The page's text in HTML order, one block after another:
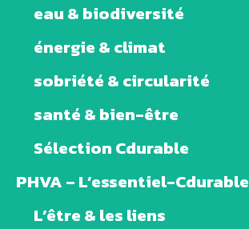
eau & biodiversité
énergie & climat
sobriété & circularité
santé & bien-être
Sélection Cdurable
PHVA – L’essentiel-Cdurable
L’être & les liens